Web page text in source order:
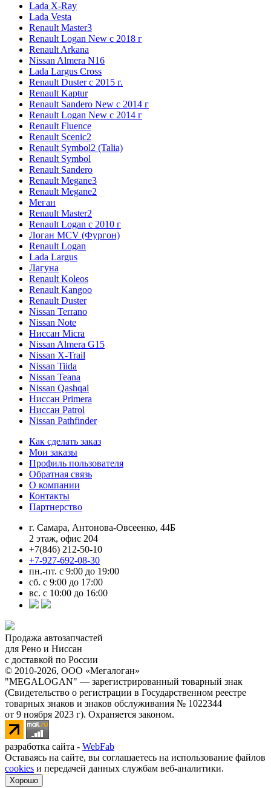
Lada X-Ray
Lada Vesta
Renault Master3
Renault Logan New с 2018 г
Renault Arkana
Nissan Almera N16
Lada Largus Cross
Renault Duster с 2015 г.
Renault Kaptur
Renault Sandero New с 2014 г
Renault Logan New с 2014 г
Renault Fluence
Renault Scenic2
Renault Symbol2 (Talia)
Renault Symbol
Renault Sandero
Renault Megane3
Renault Megane2
Меган
Renault Master2
Renault Logan c 2010 г
Логан МСV (Фургон)
Renault Logan
Lada Largus
Лагуна
Renault Koleos
Renault Kangoo
Renault Duster
Nissan Terrano
Nissan Note
Ниссан Micra
Nissan Almera G15
Nissan X-Trail
Nissan Tiida
Nissan Teana
Nissan Qashqai
Ниссан Primera
Ниссан Patrol
Nissan Pathfinder
Как сделать заказ
Мои заказы
Профиль пользователя
Обратная связь
О компании
Контакты
Партнерство
г. Самара, Антонова-Овсеенко, 44Б
2 этаж, офис 204
+7(846) 212-50-10
+7-927-692-08-30
пн.-пт. с 9:00 до 19:00
сб. с 9:00 до 17:00
вс. с 10:00 до 16:00
Продажа автозапчастей
для Рено и Ниссан
с доставкой по России
© 2010-2026, ООО «Мегалоган»
"MEGALOGAN" — зарегистрированный товарный знак
(Свидетельство о регистрации в Государственном реестре
товарных знаков и знаков обслуживания № 1022344
от 9 ноября 2023 г). Охраняется законом.
разработка сайта - WebFab
Оставаясь на сайте, вы соглашаетесь на использование файлов
cookies и передачей данных службам веб-аналитики.
Хорошо